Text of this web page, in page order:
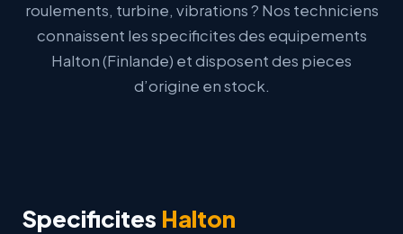
roulements, turbine, vibrations ? Nos techniciens
connaissent les specificites des equipements
Halton (Finlande) et disposent des pieces
d’origine en stock.
Specificites Halton